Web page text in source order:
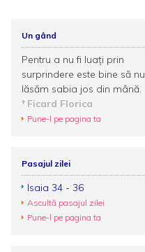
Un gând
Pentru a nu fi luaţi prin
surprindere este bine să nu
lăsăm sabia jos din mână.
Ficard Florica
Pune-l pe pagina ta
Pasajul zilei
Isaia 34 - 36
Ascultă pasajul zilei
Pune-l pe pagina ta